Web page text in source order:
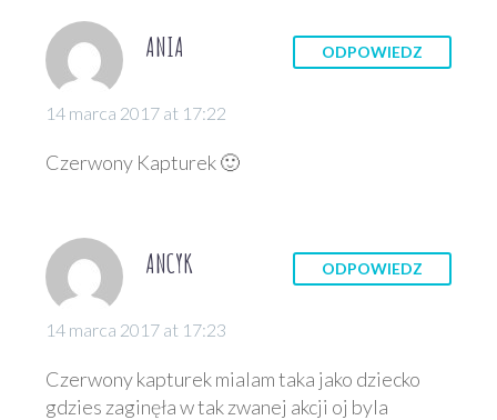
ANIA
14 marca 2017 at 17:22
ODPOWIEDZ
Czerwony Kapturek 🙂
ANCYK
14 marca 2017 at 17:23
ODPOWIEDZ
Czerwony kapturek mialam taka jako dziecko
gdzies zaginęła w tak zwanej akcji oj byla